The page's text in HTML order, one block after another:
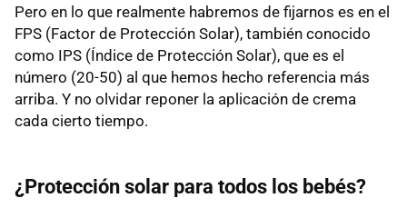
Pero en lo que realmente habremos de fijarnos es en el
FPS (Factor de Protección Solar), también conocido
como IPS (Índice de Protección Solar), que es el
número (20-50) al que hemos hecho referencia más
arriba. Y no olvidar reponer la aplicación de crema
cada cierto tiempo.
¿Protección solar para todos los bebés?